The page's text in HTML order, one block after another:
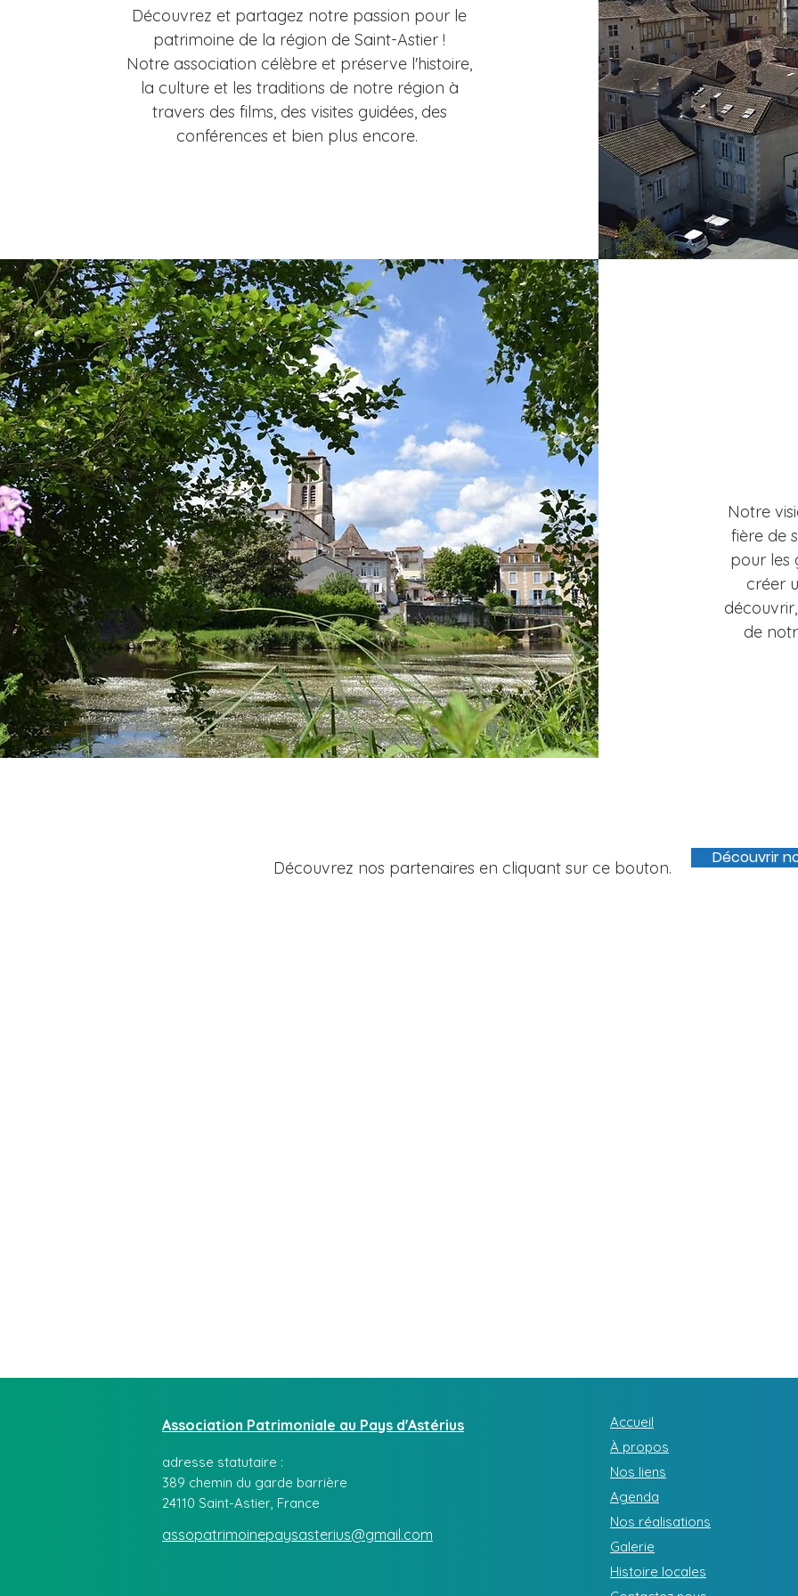
Découvrez et partagez notre passion pour le
patrimoine de la région de Saint-Astier !
Notre association célèbre et préserve l'histoire,
la culture et les traditions de notre région à
travers des films, des visites guidées, des
conférences et bien plus encore.
Notre
fière de
pour les
créer
de
Découvrez nos partenaires en cliquant sur ce bouton.
Découvrir
Association Patrimoniale au Pays d'Astérius
adresse statutaire :
389 chemin du garde barrière
24110 Saint-Astier, France
assopatrimoinepaysasterius@gmail.com
Accueil
À propos
Nos liens
Agenda
Nos réalisations
Galerie
Histoire locales